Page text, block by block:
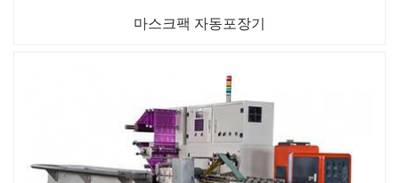
마스크팩 자동포장기